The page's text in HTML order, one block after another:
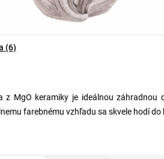
(6)
z MgO keramiky je ideálnou záhradnou
farebnému vzhľadu sa skvele hodí